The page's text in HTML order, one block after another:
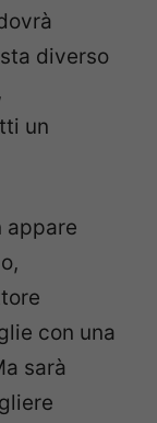
diverso
un
appare
con una
sarà